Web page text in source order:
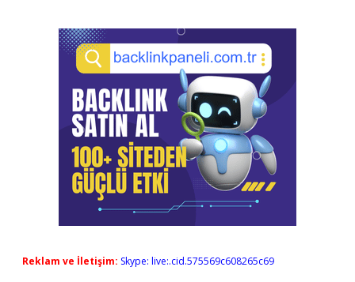
Reklam ve İletişim: Skype: live:.cid.575569c608265c69